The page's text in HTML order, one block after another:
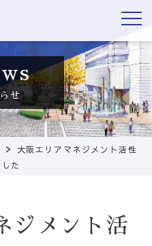
せ
>
大阪エリアマネジメント活性
た
ジメント活